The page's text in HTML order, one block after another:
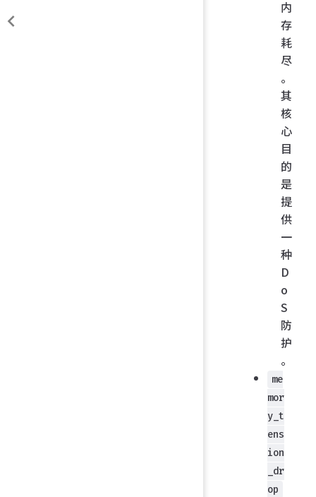
内
存
耗
尽
。
其
核
心
目
的
是
提
供
一
种
D
o
S
防
护
。
me
mor
y_t
ens
ion
_dr
op